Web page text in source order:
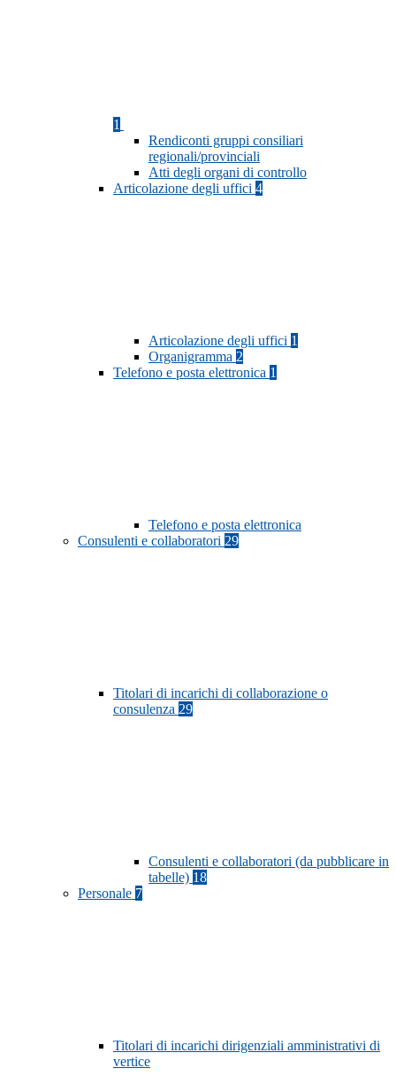
1
Rendiconti gruppi consiliari
regionali/provinciali
Atti degli organi di controllo
Articolazione degli uffici 4
Articolazione degli uffici 1
Organigramma 2
Telefono e posta elettronica 1
Telefono e posta elettronica
Consulenti e collaboratori 29
Titolari di incarichi di collaborazione o
consulenza 29
Consulenti e collaboratori (da pubblicare in
tabelle) 18
Personale 7
Titolari di incarichi dirigenziali amministrativi di
vertice